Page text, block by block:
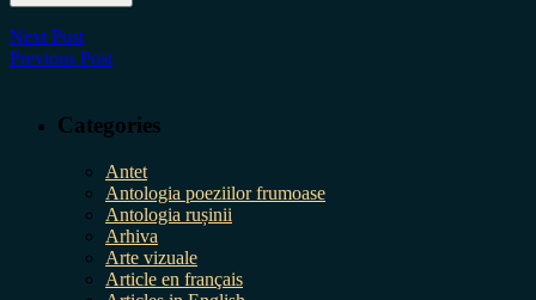
Next Post
Previous Post
Categories
Antet
Antologia poeziilor frumoase
Antologia rușinii
Arhiva
Arte vizuale
Article en français